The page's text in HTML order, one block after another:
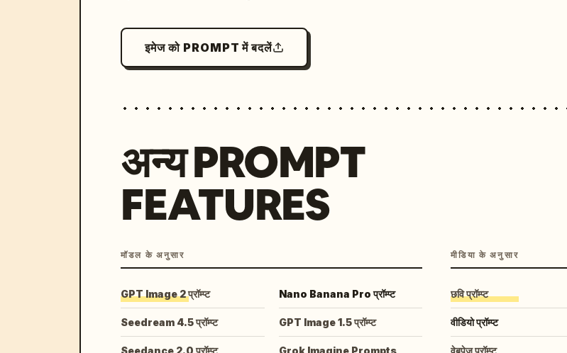
इमेज को PROMPT में बदलें
अन्य PROMPT
FEATURES
मॉडल के अनुसार
GPT Image 2 प्रॉम्प्ट Nano Banana Pro प्रॉम्प्ट
Seedream 4.5 प्रॉम्प्ट GPT Image 1.5 प्रॉम्प्ट
Seedance 2.0 प्रॉम्प्ट Grok Imagine Prompts
मीडिया के अनुसार
छवि प्रॉम्प्ट
वीडियो प्रॉम्प्ट
वेबपेज प्रॉम्प्ट